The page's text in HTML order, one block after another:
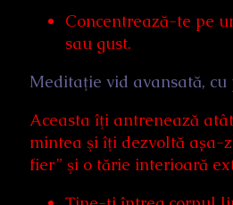
Concentrează-te pe
sau gust.
Meditaţie vid avansată, cu
Aceasta îţi antrenează
mintea şi îţi dezvoltă așa-
fier” şi o tărie interioară